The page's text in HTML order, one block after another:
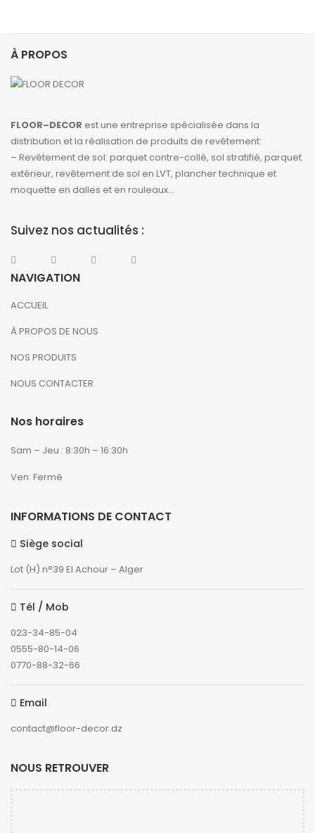
À PROPOS
FLOOR–DECOR est une entreprise spécialisée dans la
distribution et la réalisation de produits de revêtement:
– Revêtement de sol: parquet contre-collé, sol stratifié, parquet
extérieur, revêtement de sol en LVT, plancher technique et
moquette en dalles et en rouleaux…
Suivez nos actualités :
NAVIGATION
ACCUEIL
À PROPOS DE NOUS
NOS PRODUITS
NOUS CONTACTER
Nos horaires
Sam – Jeu : 8:30h – 16:30h
Ven: Fermé
INFORMATIONS DE CONTACT
Siège social
Lot (H) n°39 El Achour – Alger
Tél / Mob
023-34-85-04
0555-80-14-06
0770-88-32-66
Email
contact@floor-decor.dz
NOUS RETROUVER